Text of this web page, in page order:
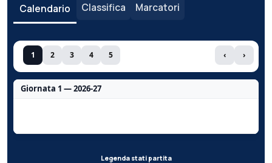
Calendario Classifica Marcatori
1 2 3 4 5 ‹ ›
Giornata 1 — 2026-27
Legenda stati partita